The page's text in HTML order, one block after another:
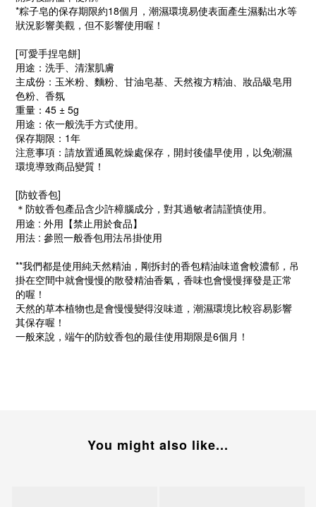
*粽子皂的保存期限約18個月，潮濕環境易使表面產生濕黏出水等
狀況影響美觀，但不影響使用喔！
[可愛手捏皂餅]
用途：洗手、清潔肌膚
主成份：玉米粉、麵粉、甘油皂基、天然複方精油、妝品級皂用
色粉、香氛
重量：45 ± 5g
用途：依一般洗手方式使用。
保存期限：1年
注意事項：請放置通風乾燥處保存，開封後儘早使用，以免潮濕
環境導致商品變質！
[防蚊香包]
＊ 防蚊香包產品含少許樟腦成分，對其過敏者請謹慎使用。
用途 : 外用【禁止用於食品】
用法 : 參照一般香包用法吊掛使用
**我們都是使用純天然精油，剛拆封的香包精油味道會較濃郁，吊
掛在空間中就會慢慢的散發精油香氣，香味也會慢慢揮發是正常
的喔！
天然的草本植物也是會慢慢變得沒味道，潮濕環境比較容易影響
其保存喔！
一般來說，端午的防蚊香包的最佳使用期限是6個月！
You might also like...